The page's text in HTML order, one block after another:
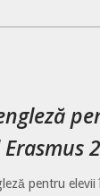
pentru